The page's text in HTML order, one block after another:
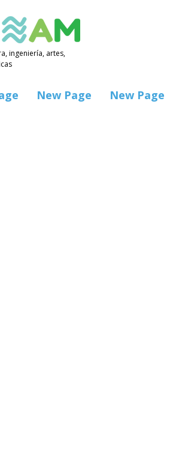
ingeniería, artes,
New Page New Page